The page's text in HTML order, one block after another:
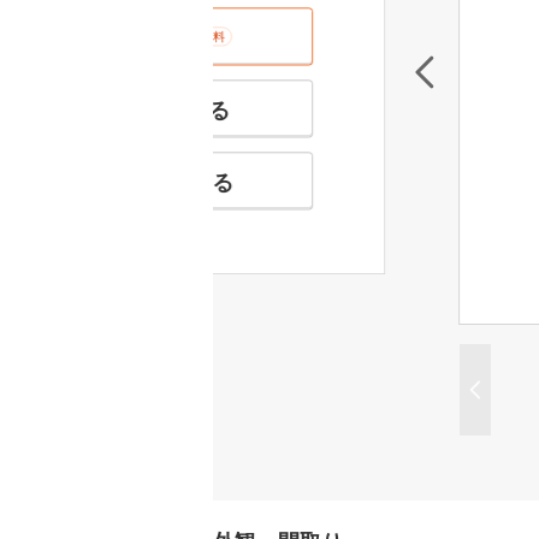
無料
特徴の似た物件を見る
お気に入りに追加する